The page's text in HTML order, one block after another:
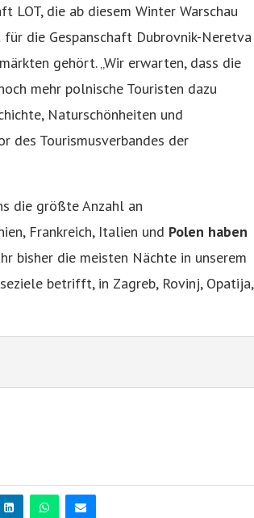
die ab diesem Winter Warschau
die Gespanschaft Dubrovnik-Neretva
gehört. „Wir erwarten, dass die
mehr polnische Touristen dazu
Naturschönheiten und
des Tourismusverbandes der
die größte Anzahl an
Frankreich, Italien und Polen haben
bisher die meisten Nächte in unserem
betrifft, in Zagreb, Rovinj, Opatija,